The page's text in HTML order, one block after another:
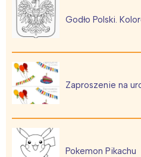
Godło Polski.
Zaproszenie na
Pokemon Pikachu